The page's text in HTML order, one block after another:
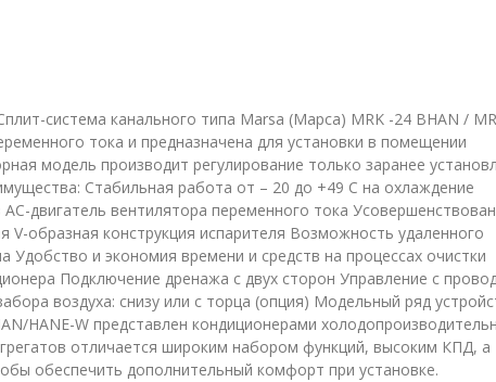
система канального типа Marsa (Марса) MRK -24 BHAN /
тока и предназначена для установки в помещении
модель производит регулирование только заранее
Стабильная работа от – 20 до +49 C на охлаждение
двигатель вентилятора переменного тока
V-образная конструкция испарителя Возможность удаленного
и экономия времени и средств на процессах очистки
Подключение дренажа с двух сторон Управление с
воздуха: снизу или с торца (опция) Модельный ряд
HANE-W представлен кондиционерами
отличается широким набором функций, высоким КПД, а
обеспечить дополнительный комфорт при установке.